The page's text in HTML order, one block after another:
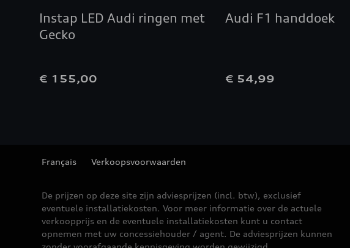
Instap LED Audi ringen met
Gecko
€ 155,00
Audi F1 handdoek
€ 54,99
Français Verkoopsvoorwaarden
De prijzen op deze site zijn adviesprijzen (incl. btw), exclusief
eventuele installatiekosten. Voor meer informatie over de actuele
verkoopprijs en de eventuele installatiekosten kunt u contact
opnemen met uw concessiehouder / agent. De adviesprijzen kunnen